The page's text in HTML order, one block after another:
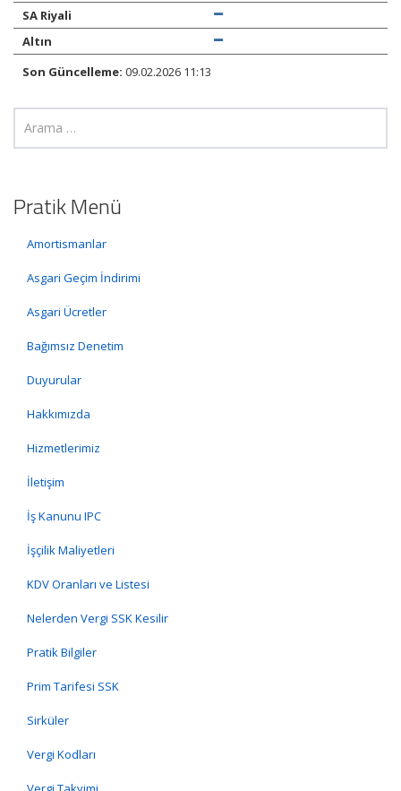
SA Riyali
Altın
Son Güncelleme: 09.02.2026 11:13
Pratik Menü
Amortismanlar
Asgari Geçim İndirimi
Asgari Ücretler
Bağımsız Denetim
Duyurular
Hakkımızda
Hizmetlerimiz
İletişim
İş Kanunu IPC
İşçilik Maliyetleri
KDV Oranları ve Listesi
Nelerden Vergi SSK Kesilir
Pratik Bilgiler
Prim Tarifesi SSK
Sirküler
Vergi Kodları